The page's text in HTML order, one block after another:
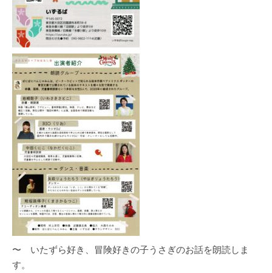
〜 いたずら好き、冒険好きの子うさぎのお話を朗読しま
す。